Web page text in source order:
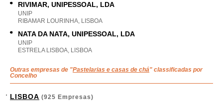
RIVIMAR, UNIPESSOAL, LDA
UNIP
RIBAMAR LOURINHA, LISBOA
NATA DA NATA, UNIPESSOAL, LDA
UNIP
ESTRELA LISBOA, LISBOA
Outras empresas de "Pastelarias e casas de chá" classificadas por
Concelho
LISBOA (925 Empresas)